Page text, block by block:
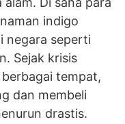
indigo
negara seperti
Sejak krisis
tempat,
dan membeli
drastis.